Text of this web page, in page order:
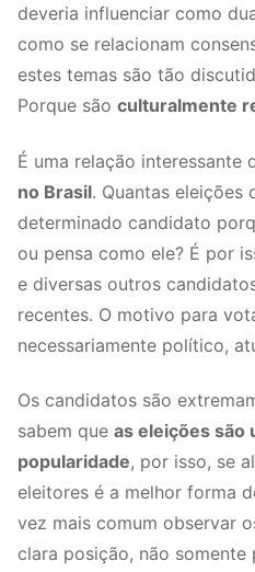
deveria influenciar como
como se relacionam
estes temas são tão
Porque são culturalmente
É uma relação interessante
no Brasil. Quantas eleições
determinado candidato
ou pensa como ele? É por
e diversas outros
recentes. O motivo para
necessariamente político,
Os candidatos são
sabem que as eleições são
popularidade, por isso, se
eleitores é a melhor forma
vez mais comum observar
clara posição, não